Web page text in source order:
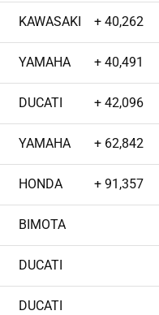
KAWASAKI + 40,262
YAMAHA + 40,491
DUCATI + 42,096
YAMAHA + 62,842
HONDA + 91,357
BIMOTA
DUCATI
DUCATI